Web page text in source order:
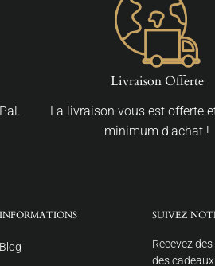
Livraison Offerte
La livraison vous est offerte
minimum d'achat !
INFORMATIONS
Blog
SUIVEZ
Recevez
des